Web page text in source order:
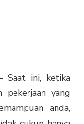
Saat ini, ketika
pekerjaan yang
anda,